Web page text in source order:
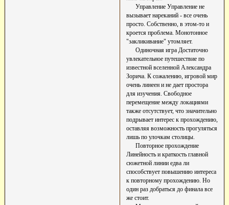
Управление Управление не
вызывает нареканий - все очень
просто. Собственно, в этом-то и
кроется проблема. Монотонное
"закликивание" утомляет.
Одиночная игра Достаточно
увлекательное путешествие по
известной вселенной Александра
Зорича. К сожалению, игровой мир
очень линеен и не дает простора
для изучения. Свободное
перемещение между локациями
также отсутствует, что значительно
подрывает интерес к прохождению,
оставляя возможность прогуляться
лишь по улочкам столицы.
Повторное прохождение
Линейность и краткость главной
сюжетной линии едва ли
способствует повышению интереса
к повторному прохождению. Но
один раз добраться до финала все
же стоит.